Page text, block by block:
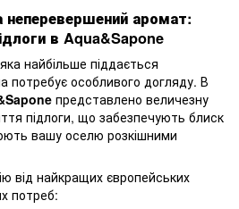
неперевершений аромат:
в Aqua&Sapone
найбільше піддається
потребує особливого догляду. В
представлено величезну
підлоги, що забезпечують блиск
вашу оселю розкішними
від найкращих європейських
потреб: